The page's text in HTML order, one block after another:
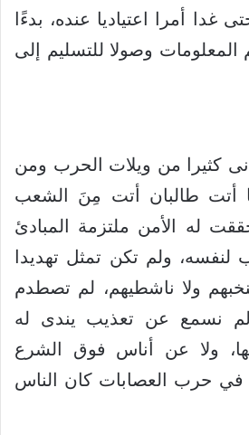
أمرا اعتياديا عنده، بدءًا
المعلومات وصولا للتسليم إلى
كثيرا من ويلات الحرب ومن
أتت طالبان أتت مِنَ الشعب
له الأمن ملتزمة المبادئ
لنفسه، ولم تكن تمثل تهديدا
ولا ناشطيهم، لم تصطدم
لم نسمع عن تعذيب يندى له
ولا عن أناس فوق الشرع
في حرب العصابات كان الناس